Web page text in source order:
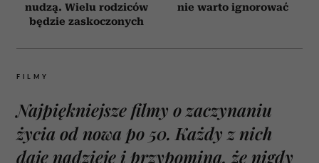
nudzą. Wielu rodziców
będzie zaskoczonych
nie warto ignorować
FILMY
Najpiękniejsze filmy o zaczynaniu
życia od nowa po 50. Każdy z nich
daje nadzieję i przypomina, że nigdy